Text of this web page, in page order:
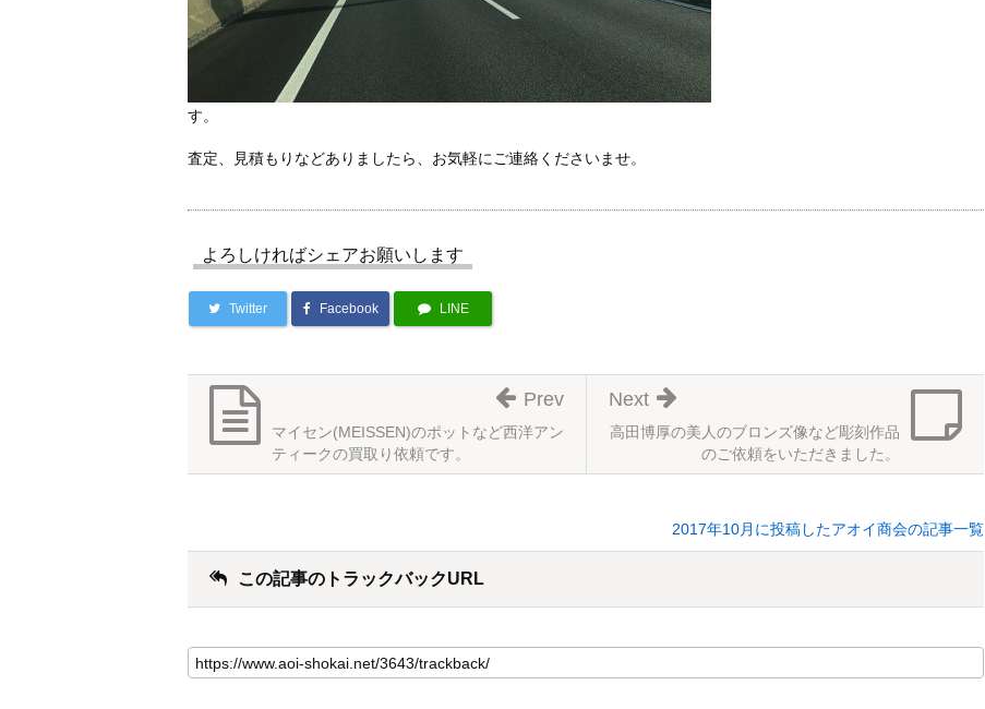
す。
査定、見積もりなどありましたら、お気軽にご連絡くださいませ。
よろしければシェアお願いします
Twitter Facebook LINE
高田博厚の美人のブロンズ像など彫刻作品
のご依頼をいただきました。
Next
マイセン(MEISSEN)のポットなど西洋アン
ティークの買取り依頼です。
Prev
2017年10月に投稿したアオイ商会の記事一覧
この記事のトラックバックURL